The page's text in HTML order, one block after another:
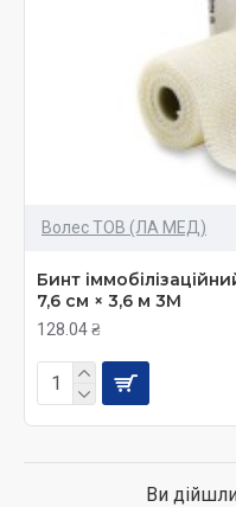
Волес ТОВ (ЛА МЕД)
Бинт
7,6 см × 3,6 м 3М
128.04 ₴
Ви